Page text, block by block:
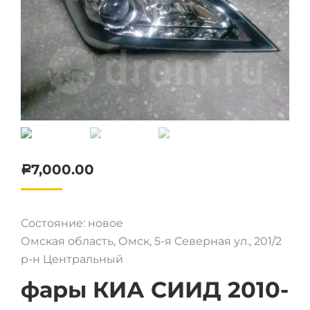
Р7,000.00
Состояние: новое
Омская область, Омск, 5-я Северная ул., 201/2
р-н Центральный
фары КИА СИИД 2010-